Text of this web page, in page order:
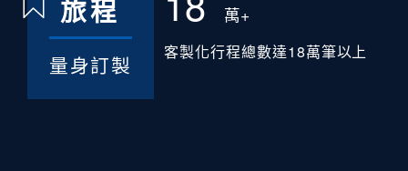
萬+
客製化行程總數達18萬筆以上
旅程
量身訂製